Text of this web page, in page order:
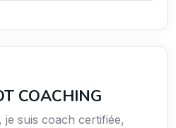
COACHING
je suis coach certifiée,